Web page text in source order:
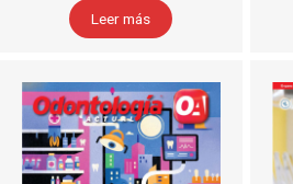
Leer más